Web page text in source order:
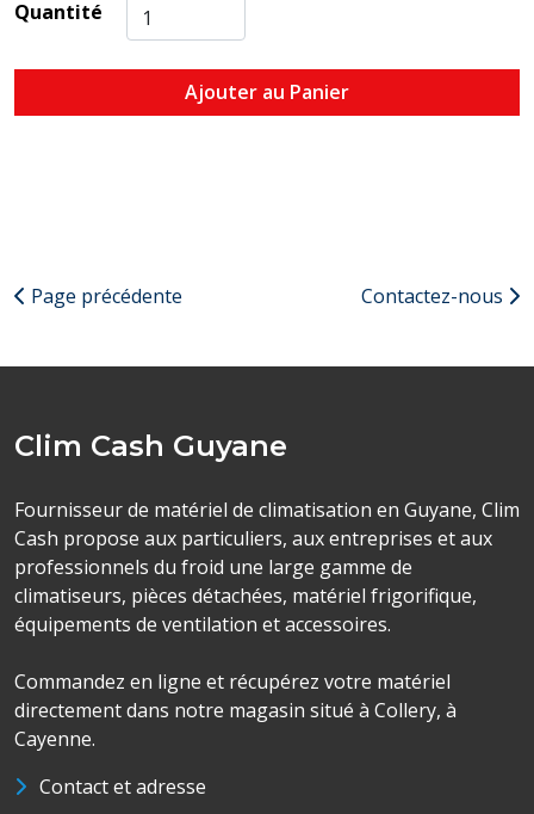
Quantité
Ajouter au Panier
Page précédente Contactez-nous
Clim Cash Guyane
Fournisseur de matériel de climatisation en Guyane, Clim
Cash propose aux particuliers, aux entreprises et aux
professionnels du froid une large gamme de
climatiseurs, pièces détachées, matériel frigorifique,
équipements de ventilation et accessoires.
Commandez en ligne et récupérez votre matériel
directement dans notre magasin situé à Collery, à
Cayenne.
Contact et adresse